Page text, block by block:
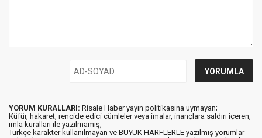
YORUM KURALLARI: Risale Haber yayın politikasına uymayan;
Küfür, hakaret, rencide edici cümleler veya imalar, inançlara saldırı içeren,
imla kuralları ile yazılmamış,
Türkçe karakter kullanılmayan ve BÜYÜK HARFLERLE yazılmış yorumlar